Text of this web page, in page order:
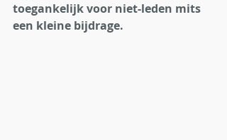
toegankelijk voor niet-leden mits
een kleine bijdrage.